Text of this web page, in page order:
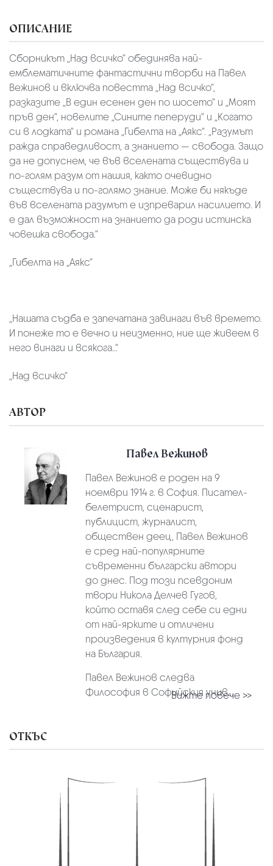
ОПИСАНИЕ
Сборникът „Над всичко“ обединява най-
емблематичните фантастични творби на Павел
Вежинов и включва повестта „Над всичко“,
разказите „В един есенен ден по шосето“ и „Моят
пръв ден“, новелите „Сините пеперуди“ и „Когато
си в лодката“ и романа „Гибелта на „Аякс“. „Разумът
ражда справедливост, а знанието — свобода. Защо
да не допуснем, че във вселената съществува и
по-голям разум от нашия, както очевидно
съществува и по-голямо знание. Може би някъде
във вселената разумът е изпреварил насилието. И
е дал възможност на знанието да роди истинска
човешка свобода.“
„Гибелта на „Аякс“
„Нашата съдба е запечатана завинаги във времето.
И понеже то е вечно и неизменно, ние ще живеем в
него винаги и всякога…“
„Над всичко“
АВТОР
Павел Вежинов
Павел Вежинов е роден на 9
ноември 1914 г. в София. Писател-
белетрист, сценарист,
публицист, журналист,
обществен деец, Павел Вежинов
е сред най-популярните
съвременни български автори
до днес. Под този псевдоним
твори Никола Делчев Гугов,
който оставя след себе си едни
от най-ярките и отличени
произведения в културния фонд
на България.
Павел Вежинов следва
Философия в Софийския унив...
Вижте повече >>
ОТКЪС